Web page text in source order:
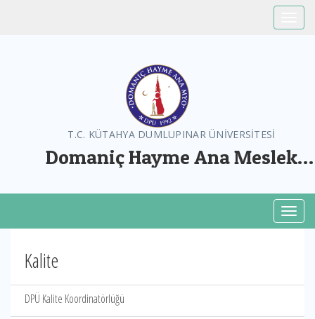
T.C. KÜTAHYA DUMLUPINAR ÜNİVERSİTESİ
Domaniç Hayme Ana Meslek
Kalite
DPÜ Kalite Koordinatörlüğü